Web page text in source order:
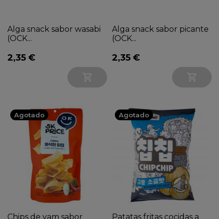
Alga snack sabor wasabi
(OCK...
2,35 €

Alga snack sabor picante
(OCK...
2,35 €

Agotado
Chips de yam sabor
Agotado
Patatas fritas cocidas a